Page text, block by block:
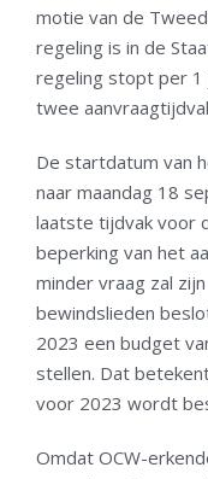
motie van de
regeling is in de
regeling stopt per 1
twee
De startdatum van
naar maandag 18
laatste tijdvak voor
beperking van het
minder vraag zal
bewindslieden
2023 een budget
stellen. Dat
voor 2023 wordt
Omdat OCW-